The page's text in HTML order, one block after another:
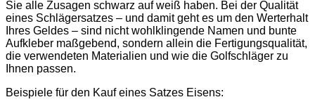
Sie alle Zusagen schwarz auf weiß haben. Bei der Qualität
eines Schlägersatzes – und damit geht es um den Werterhalt
Ihres Geldes – sind nicht wohlklingende Namen und bunte
Aufkleber maßgebend, sondern allein die Fertigungsqualität,
die verwendeten Materialien und wie die Golfschläger zu
Ihnen passen.
Beispiele für den Kauf eines Satzes Eisens: